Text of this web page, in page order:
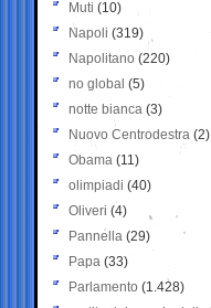
Muti (10)
Napoli (319)
Napolitano (220)
no global (5)
notte bianca (3)
Nuovo Centrodestra (2)
Obama (11)
olimpiadi (40)
Oliveri (4)
Pannella (29)
Papa (33)
Parlamento (1.428)